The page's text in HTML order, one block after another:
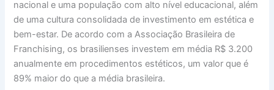
nacional e uma população com alto nível educacional, além
de uma cultura consolidada de investimento em estética e
bem-estar. De acordo com a Associação Brasileira de
Franchising, os brasilienses investem em média R$ 3.200
anualmente em procedimentos estéticos, um valor que é
89% maior do que a média brasileira.